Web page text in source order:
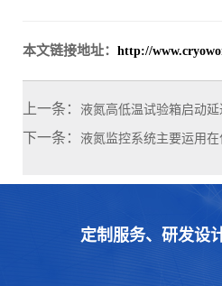
本文链接地址： http://
上一条： 液氮高低温试验箱启动
下一条： 液氮监控系统主要运用在
定制服务、研发设